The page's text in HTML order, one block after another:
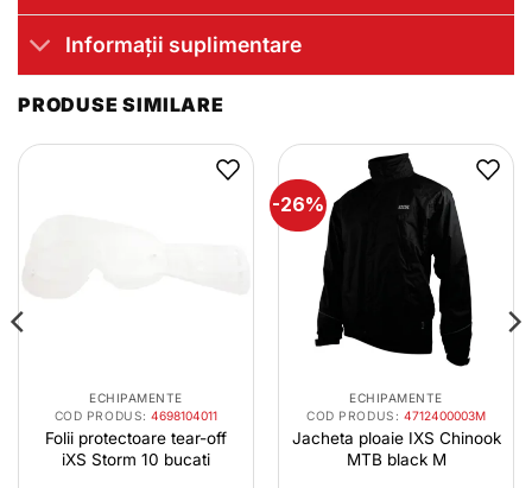
Informații suplimentare
PRODUSE SIMILARE
ECHIPAMENTE
COD PRODUS:4698104011
Folii protectoare tear-off
iXS Storm 10 bucati
-26%
ECHIPAMENTE
COD PRODUS: 4712400003M
Jacheta ploaie IXS Chinook
MTB black M